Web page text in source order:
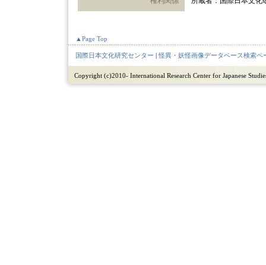
▲Page Top
国際日本文化研究センター |怪異・妖怪画像データベース検索ペ
Copyright (c)2010- International Research Center for Japanese